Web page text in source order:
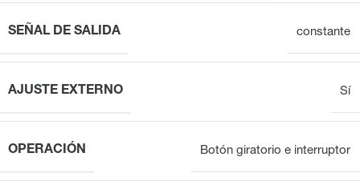
SEÑAL DE SALIDA constante
AJUSTE EXTERNO Sí
OPERACIÓN Botón giratorio e interruptor